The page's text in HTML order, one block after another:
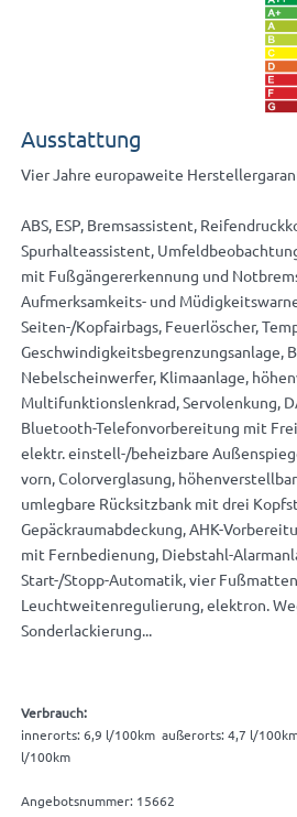
Ausstattung
Vier Jahre europaweite
ABS, ESP, Bremsassistent,
Spurhalteassistent,
mit Fußgängererkennung und
Aufmerksamkeits- und
Seiten-/Kopfairbags, Feuerlöscher,
Geschwindigkeitsbegrenzungsanlage,
Nebelscheinwerfer, Klimaanlage,
Multifunktionslenkrad, Servolenkung,
Bluetooth-Telefonvorbereitung mit
elektr. einstell-/beheizbare
vorn, Colorverglasung,
umlegbare Rücksitzbank mit drei
Gepäckraumabdeckung, AHK-
mit Fernbedienung, Diebstahl-
Start-/Stopp-Automatik, vier
Leuchtweitenregulierung, elektron.
Sonderlackierung...
Verbrauch:
innerorts: 6,9 l/100km außerorts: 4,7 l/
l/100km
Angebotsnummer: 15662